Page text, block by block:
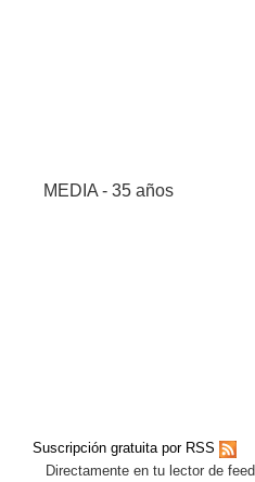
MEDIA - 35 años
Suscripción gratuita por RSS
Directamente en tu lector de feed